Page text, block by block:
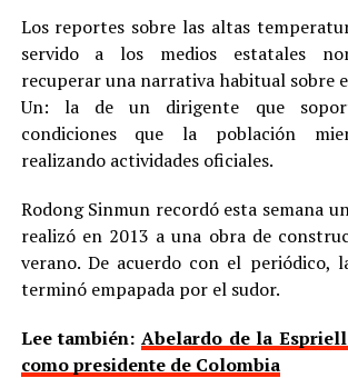
Los reportes sobre las altas
servido a los medios estatales
recuperar una narrativa habitual sobre
Un: la de un dirigente que
condiciones que la población
realizando actividades oficiales.
Rodong Sinmun recordó esta semana
realizó en 2013 a una obra de
verano. De acuerdo con el periódico,
terminó empapada por el sudor.
Lee también: Abelardo de la
como presidente de Colombia